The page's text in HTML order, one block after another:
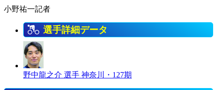
小野祐一記者
選手詳細データ
野中龍之介 選手 神奈川・127期